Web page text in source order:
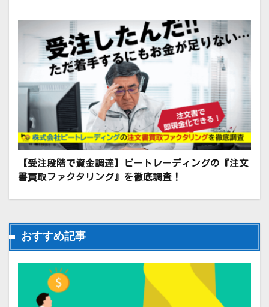
【受注段階で資金調達】ビートレーディングの『注文
書買取ファクタリング』を徹底調査！
おすすめ記事